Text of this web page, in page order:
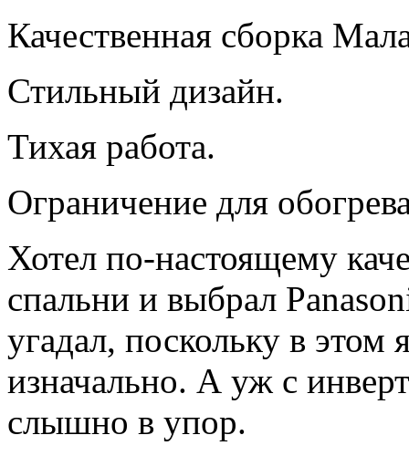
Качественная сборка
Стильный дизайн.
Тихая работа.
Ограничение для
Хотел по-настоящему
спальни и выбрал
угадал, поскольку в
изначально. А уж с
слышно в упор.